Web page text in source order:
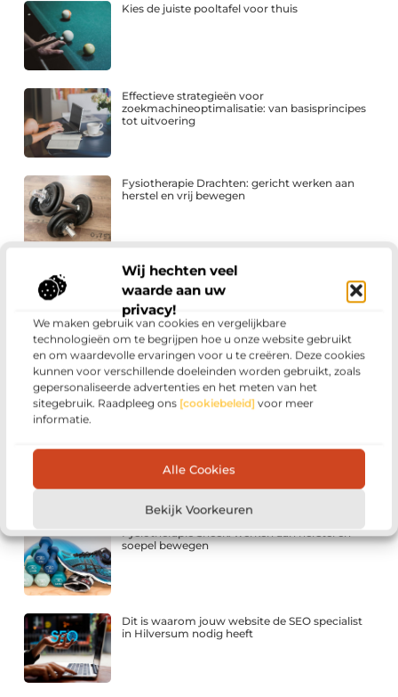
Wij hechten veel
waarde aan uw
privacy!
We maken gebruik van cookies en vergelijkbare
technologieën om te begrijpen hoe u onze website gebruikt
en om waardevolle ervaringen voor u te creëren. Deze cookies
kunnen voor verschillende doeleinden worden gebruikt, zoals
gepersonaliseerde advertenties en het meten van het
sitegebruik. Raadpleeg ons [cookiebeleid] voor meer
informatie.
Alle Cookies
Bekijk Voorkeuren
Kies de juiste pooltafel voor thuis
Effectieve strategieën voor
zoekmachineoptimalisatie: van basisprincipes
tot uitvoering
Fysiotherapie Drachten: gericht werken aan
herstel en vrij bewegen
Wat kost een slotenmaker in Alphen aan den
Rijn? Een overzicht van de tarieven
Hoe zoekmachines werken (en waarom SEO
nodig is)
Bescherm uw tuincentrum: de essentiële rol
staalconstructies
Fysiotherapie Sneek: werken aan herstel en
soepel bewegen
Dit is waarom jouw website de SEO specialist
in Hilversum nodig heeft